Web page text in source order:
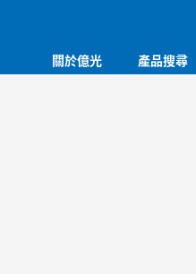
關於億光 產品搜尋